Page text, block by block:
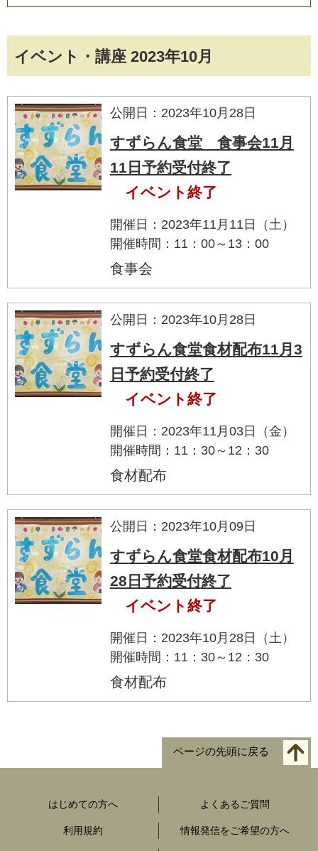
イベント・講座 2023年10月
公開日：2023年10月28日
すずらん食堂 食事会11月
11日予約受付終了
イベント終了
開催日：2023年11月11日（土）
開催時間：11：00～13：00
食事会
公開日：2023年10月28日
すずらん食堂食材配布11月3
日予約受付終了
イベント終了
開催日：2023年11月03日（金）
開催時間：11：30～12：30
食材配布
公開日：2023年10月09日
すずらん食堂食材配布10月
28日予約受付終了
イベント終了
開催日：2023年10月28日（土）
開催時間：11：30～12：30
食材配布
ページの先頭に戻る
はじめての方へ よくあるご質問
利用規約 情報発信をご希望の方へ